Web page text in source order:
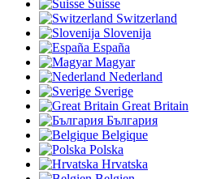
Suisse
Switzerland
Slovenija
España
Magyar
Nederland
Sverige
Great Britain
България
Belgique
Polska
Hrvatska